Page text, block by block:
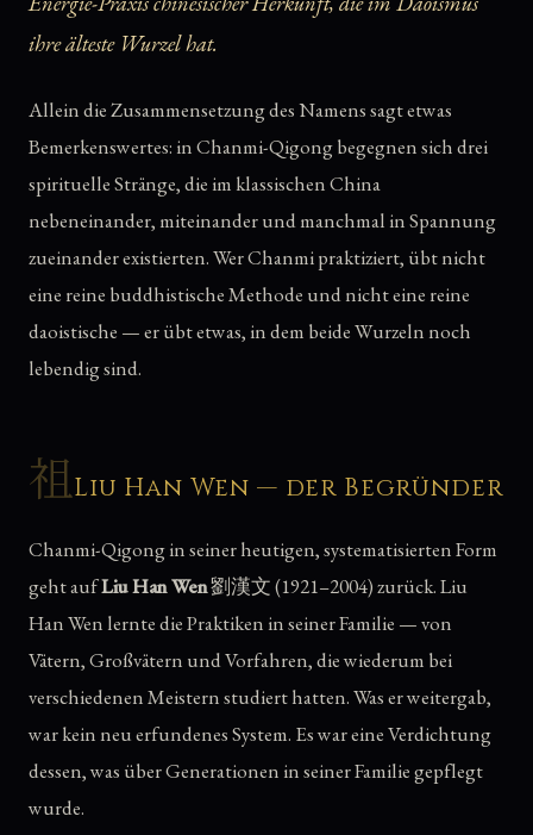
ihre älteste Wurzel hat.
Allein die Zusammensetzung des Namens sagt etwas
Bemerkenswertes: in Chanmi-Qigong begegnen sich drei
spirituelle Stränge, die im klassischen China
nebeneinander, miteinander und manchmal in Spannung
zueinander existierten. Wer Chanmi praktiziert, übt nicht
eine reine buddhistische Methode und nicht eine reine
daoistische — er übt etwas, in dem beide Wurzeln noch
lebendig sind.
祖Liu Han Wen — der Begründer
Chanmi-Qigong in seiner heutigen, systematisierten Form
geht aufLiu Han Wen劉漢文 (1921–2004) zurück. Liu
Han Wen lernte die Praktiken in seiner Familie — von
Vätern, Großvätern und Vorfahren, die wiederum bei
verschiedenen Meistern studiert hatten. Was er weitergab,
war kein neu erfundenes System. Es war eine Verdichtung
dessen, was über Generationen in seiner Familie gepflegt
wurde.